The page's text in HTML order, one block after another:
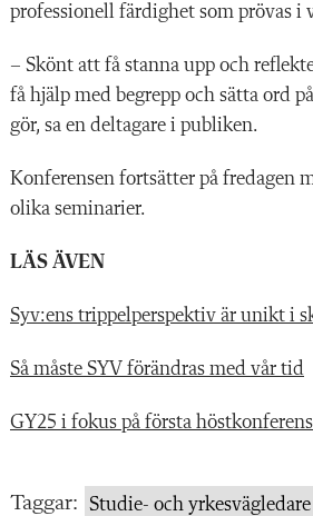
professionell färdighet som prövas i
– Skönt att få stanna upp och
få hjälp med begrepp och sätta ord
gör, sa en deltagare i publiken.
Konferensen fortsätter på fredagen
olika seminarier.
LÄS ÄVEN
Syv:ens trippelperspektiv är unikt i
Så måste SYV förändras med vår tid
GY25 i fokus på första
Taggar: Studie- och yrkesvägledare